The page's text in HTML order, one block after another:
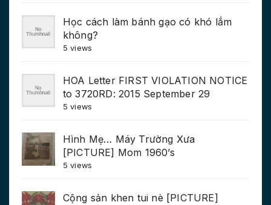
Học cách làm bánh gạo có khó lắm
không?
5 views
HOA Letter FIRST VIOLATION NOTICE
to 3720RD: 2015 September 29
5 views
Hình Mẹ… Máy Trường Xưa
[PICTURE] Mom 1960’s
5 views
Cộng sản khen tui nè [PICTURE]